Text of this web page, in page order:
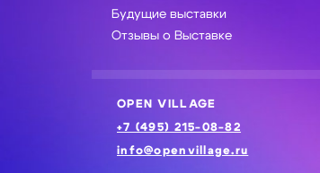
Будущие выставки
Отзывы о Выставке
OPEN VILLAGE
+7 (495) 215-08-82
info@openvillage.ru